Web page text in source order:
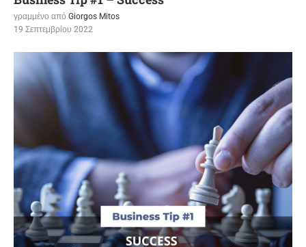
γραμμένο από Giorgos Mitos
19 Σεπτεμβρίου 2022